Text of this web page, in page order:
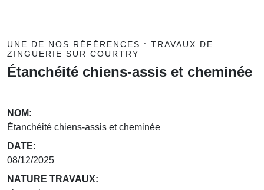
UNE DE NOS RÉFÉRENCES : TRAVAUX DE
ZINGUERIE SUR COURTRY
Étanchéité chiens-assis et cheminée
NOM:
Étanchéité chiens-assis et cheminée
DATE:
08/12/2025
NATURE TRAVAUX: